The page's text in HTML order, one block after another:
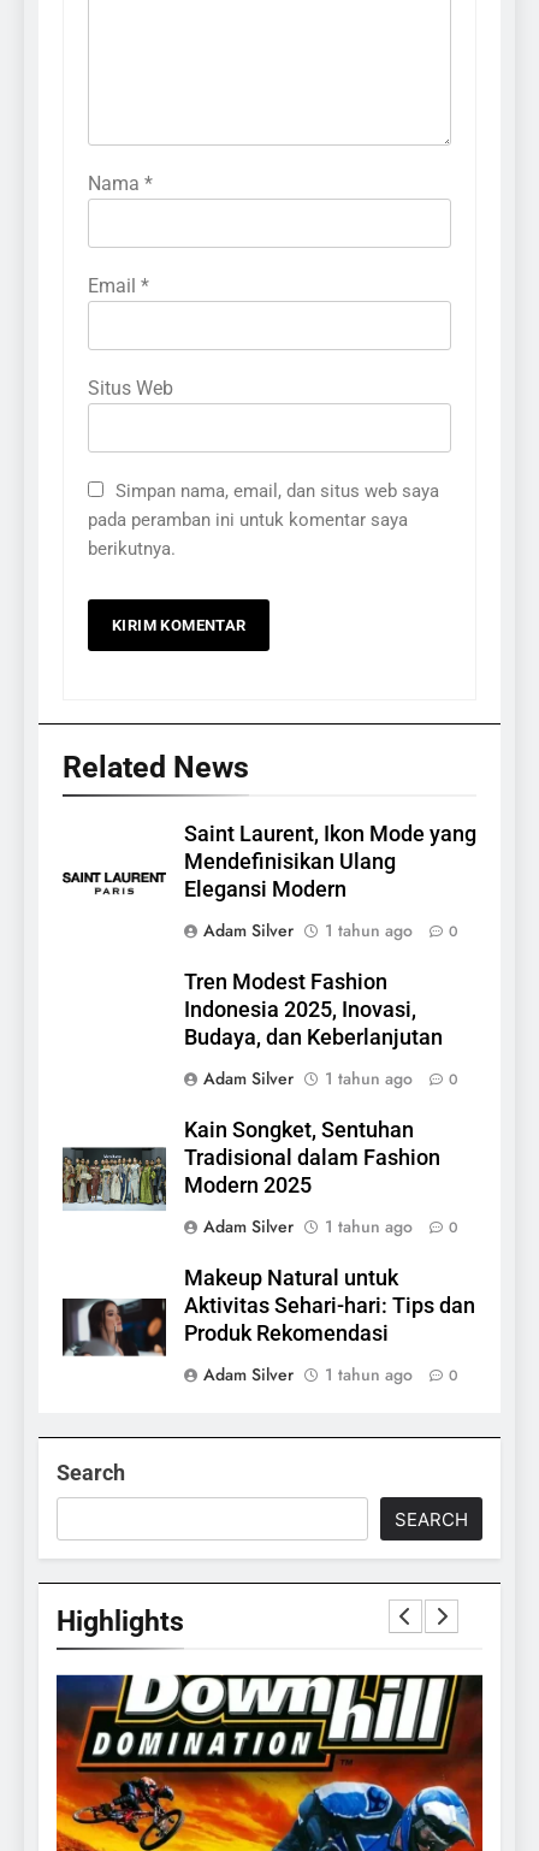
Nama *
Email *
Situs Web
Simpan nama, email, dan situs web saya
pada peramban ini untuk komentar saya
berikutnya.
Related News
Saint Laurent, Ikon Mode yang
Mendefinisikan Ulang
Elegansi Modern
Adam Silver
1 tahun ago 0
Tren Modest Fashion
Indonesia 2025, Inovasi,
Budaya, dan Keberlanjutan
Adam Silver
1 tahun ago 0
Kain Songket, Sentuhan
Tradisional dalam Fashion
Modern 2025
Adam Silver
1 tahun ago 0
Makeup Natural untuk
Aktivitas Sehari-hari: Tips dan
Produk Rekomendasi
Adam Silver
1 tahun ago 0
Search
SEARCH
Highlights
24